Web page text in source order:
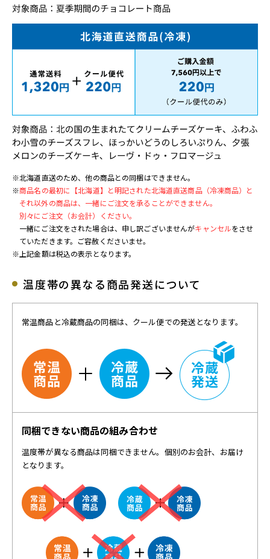
※北海道直送のため、他の商品との同梱はできません。
※商品名の最初に【北海道】と明記された北海道直送商品（冷凍商品）と
それ以外の商品は、一緒にご注文を承ることができません。
別々にご注文（お会計）ください。
一緒にご注文をされた場合は、申し訳ございませんがキャンセルをさせ
ていただきます。ご容赦くださいませ。
※上記金額は税込の表示となります。
温度帯の異なる商品発送について
常温商品と冷蔵商品の同梱は、クール便での発送となります。
同梱できない商品の組み合わせ
温度帯が異なる商品は同梱できません。個別のお会計、お届け
となります。